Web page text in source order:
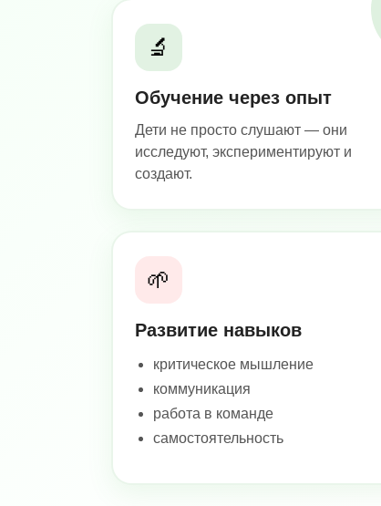
🔬
Обучение через опыт
Дети не просто слушают — они
исследуют, экспериментируют и
создают.
🌱
Развитие навыков
критическое мышление
коммуникация
работа в команде
самостоятельность